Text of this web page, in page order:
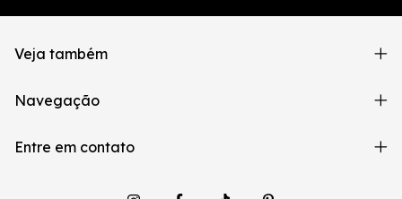
Veja também
Navegação
Entre em contato